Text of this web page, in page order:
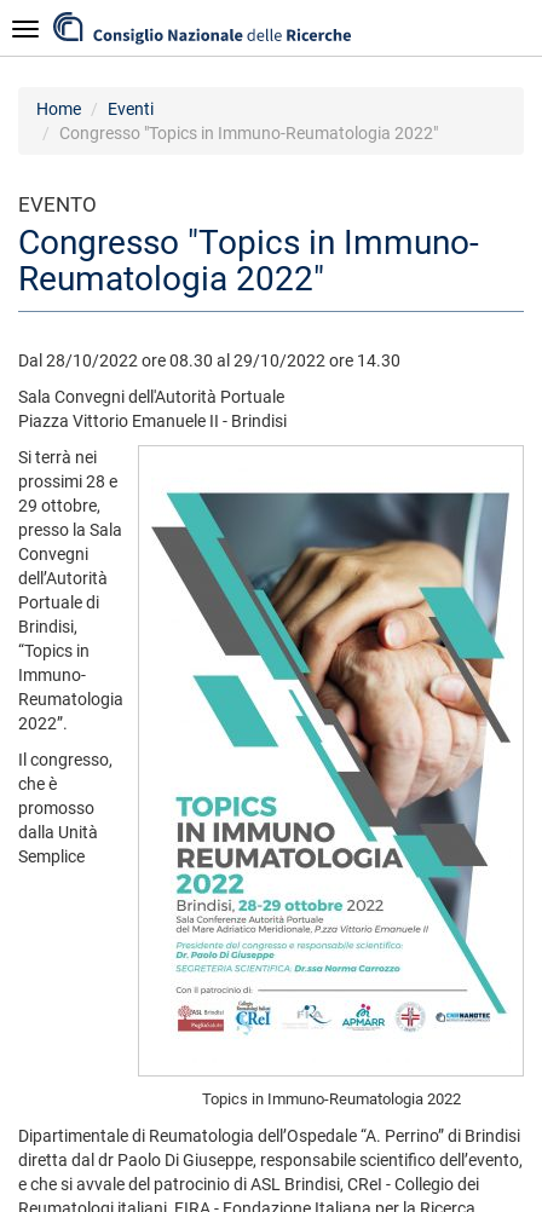
al
contenuto
Navigazione
Home
Eventi
Congresso "Topics in Immuno-Reumatologia 2022"
EVENTO
Congresso "Topics in Immuno-
Reumatologia 2022"
Dal 28/10/2022 ore 08.30 al 29/10/2022 ore 14.30
Sala Convegni dell'Autorità Portuale
Piazza Vittorio Emanuele II - Brindisi
Topics in Immuno-Reumatologia 2022
Si terrà nei
prossimi 28 e
29 ottobre,
presso la Sala
Convegni
dell’Autorità
Portuale di
Brindisi,
“Topics in
Immuno-
Reumatologia
2022”.
Il congresso,
che è
promosso
dalla Unità
Semplice
Dipartimentale di Reumatologia dell’Ospedale “A. Perrino” di Brindisi
diretta dal dr Paolo Di Giuseppe, responsabile scientifico dell’evento,
e che si avvale del patrocinio di ASL Brindisi, CReI - Collegio dei
Reumatologi italiani, FIRA - Fondazione Italiana per la Ricerca